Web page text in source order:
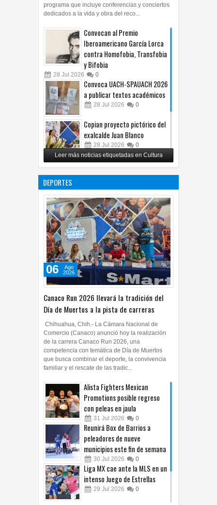
programa que incluye conferencias y conciertos
dedicados a la vida y obra del reco...
Convocan al Premio
Iberoamericano García Lorca
contra Homofobia, Transfobia
y Bifobia
28 Jul 2026 0
Convoca UACH-SPAUACH 2026
a publicar textos académicos
28 Jul 2026 0
Copian proyecto pictórico del
exalcalde Juan Blanco
28 Jul 2026 0
Impulsa UPCH creatividad y
lectura con taller de mini
27 Jul 2026 0
Leer más noticias etiquetadas en Cultura
DEPORTES
Canaco Run 2026 llevará la tradición del
Día de Muertos a la pista de carreras
06
Ago
2026
Chihuahua, Chih.- La Cámara Nacional de
Comercio (Canaco) anunció hoy la realización
de la carrera Canaco Run 2026, una
competencia con temática de Día de Muertos
que busca combinar el deporte, la convivencia
familiar y el rescate de las tradic...
Alista Fighters Mexican
Promotions posible regreso
con peleas en jaula
31 Jul 2026 0
Reunirá Box de Barrios a
peleadores de nueve
municipios este fin de semana
30 Jul 2026 0
Liga MX cae ante la MLS en un
intenso Juego de Estrellas
29 Jul 2026 0